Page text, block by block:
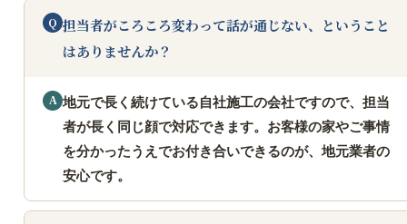
担当者がころころ変わって話が通じない、ということ
はありませんか？
地元で長く続けている自社施工の会社ですので、担当
者が長く同じ顔で対応できます。お客様の家やご事情
を分かったうえでお付き合いできるのが、地元業者の
安心です。